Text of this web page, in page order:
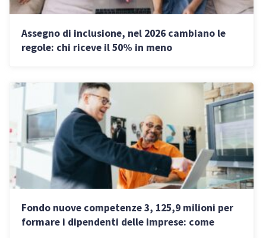
Assegno di inclusione, nel 2026 cambiano le
regole: chi riceve il 50% in meno
Fondo nuove competenze 3, 125,9 milioni per
formare i dipendenti delle imprese: come